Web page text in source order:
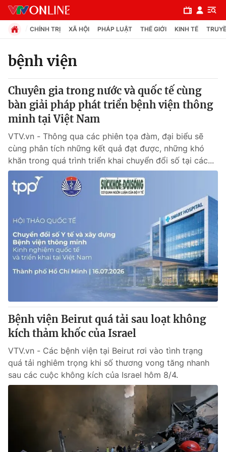
Chuyên mục
Chính trị
Pháp luật
Y tế
Thế giới
Tin tức
Thế giới đó đây
Kinh tế
Tài chính
Góc doanh nghiệp
Dữ liệu và đời sống
Truyền hình
Phim VTV
Hậu trường
Nhân vật
Khán giả
Giải trí
Điện ảnh
Âm nhạc
Đời sống
Du lịch
Học trực tuyến
Hitech Công nghệ tương lai
CHÍNH TRỊ XÃ HỘI PHÁP LUẬT THẾ GIỚI KINH TẾ
bệnh viện
Chuyên gia trong nước và quốc tế cùng
bàn giải pháp phát triển bệnh viện thông
minh tại Việt Nam
VTV.vn - Thông qua các phiên tọa đàm, đại biểu sẽ
cùng phân tích những kết quả đạt được, những khó
khăn trong quá trình triển khai chuyển đổi số tại các...
Bệnh viện Beirut quá tải sau loạt không
kích thảm khốc của Israel
VTV.vn - Các bệnh viện tại Beirut rơi vào tình trạng
quá tải nghiêm trọng khi số thương vong tăng nhanh
sau các cuộc không kích của Israel hôm 8/4.